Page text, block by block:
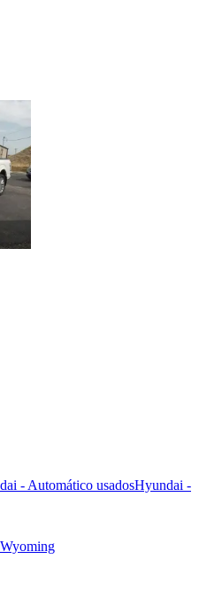
- Automático usadosHyundai -